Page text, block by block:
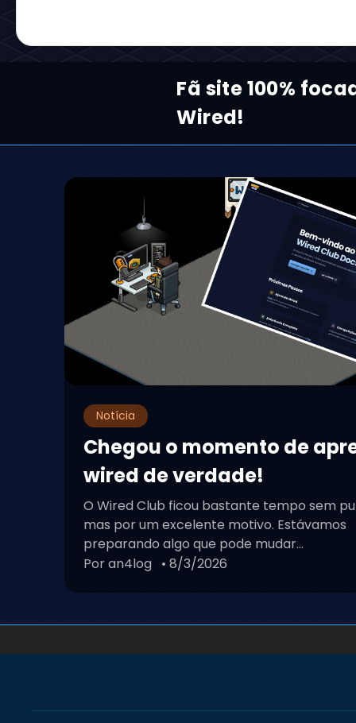
Fã site 100%
Wired!
Notícia
Chegou o momento de
wired de verdade!
O Wired Club ficou bastante tempo sem
mas por um excelente motivo. Estávamos
preparando algo que pode mudar...
Por an4log • 8/3/2026